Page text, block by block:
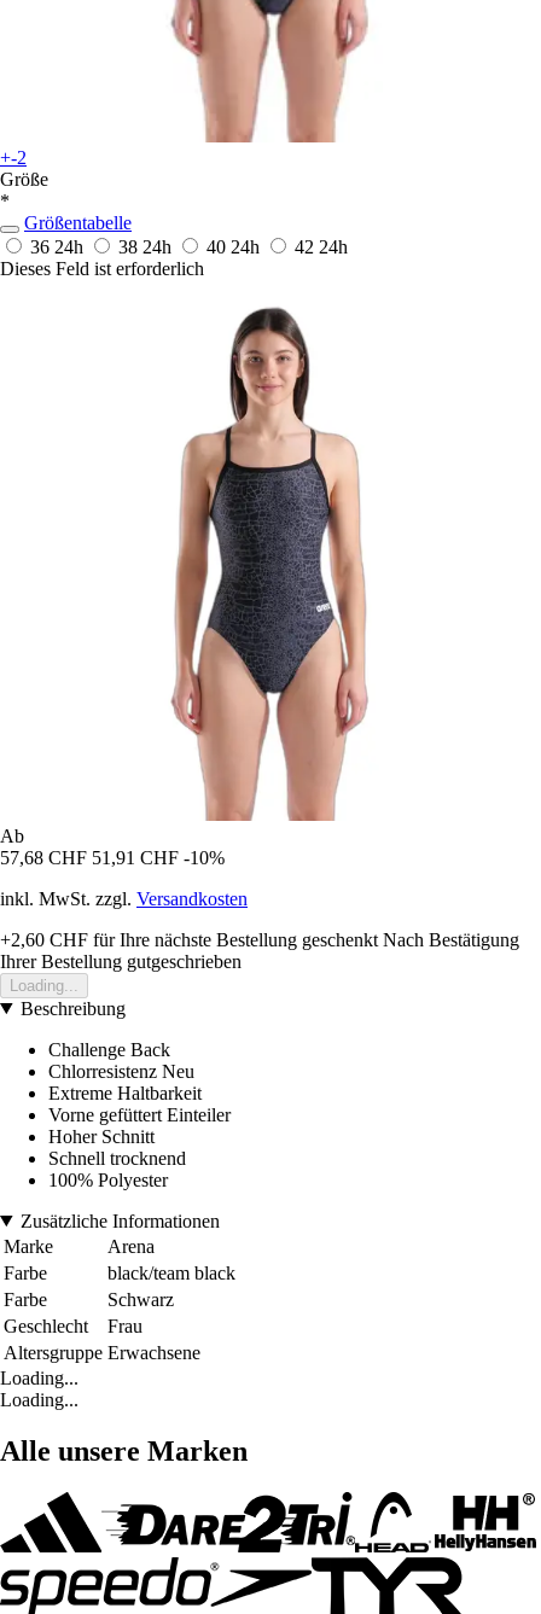
+-2
Größe
*
Größentabelle
36 24h 38 24h 40 24h 42 24h
Dieses Feld ist erforderlich
Ab
57,68 CHF 51,91 CHF -10%
inkl. MwSt. zzgl. Versandkosten
+2,60 CHF für Ihre nächste Bestellung geschenkt Nach Bestätigung
Ihrer Bestellung gutgeschrieben
Loading...
Beschreibung
Challenge Back
Chlorresistenz Neu
Extreme Haltbarkeit
Vorne gefüttert Einteiler
Hoher Schnitt
Schnell trocknend
100% Polyester
Zusätzliche Informationen
Marke
Arena
Farbe
black/team black
Farbe
Schwarz
Geschlecht
Frau
Altersgruppe Erwachsene
Loading...
Loading...
Alle unsere Marken